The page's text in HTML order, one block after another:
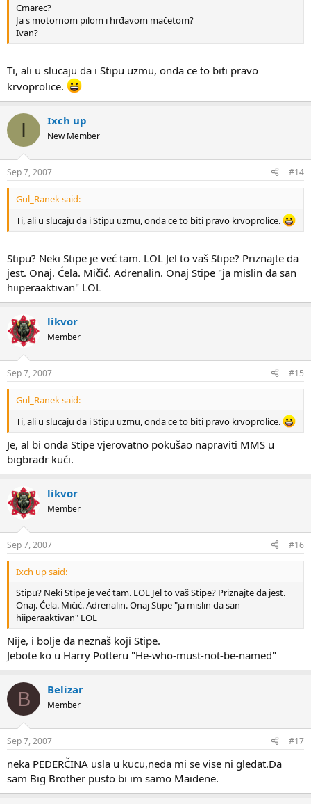
Cmarec?
Ja s motornom pilom i hrđavom mačetom?
Ivan?
Ti, ali u slucaju da i Stipu uzmu, onda ce to biti pravo
krvoprolice.
I Ixch up
New Member
Sep 7, 2007 #14
Gul_Ranek said:
Ti, ali u slucaju da i Stipu uzmu, onda ce to biti pravo krvoprolice.
Stipu? Neki Stipe je već tam. LOL Jel to vaš Stipe? Priznajte da
jest. Onaj. Ćela. Mičić. Adrenalin. Onaj Stipe "ja mislin da san
hiiperaaktivan" LOL
likvor
Member
Sep 7, 2007 #15
Gul_Ranek said:
Ti, ali u slucaju da i Stipu uzmu, onda ce to biti pravo krvoprolice.
Je, al bi onda Stipe vjerovatno pokušao napraviti MMS u
bigbradr kući.
likvor
Member
Sep 7, 2007 #16
Ixch up said:
Stipu? Neki Stipe je već tam. LOL Jel to vaš Stipe? Priznajte da jest.
Onaj. Ćela. Mičić. Adrenalin. Onaj Stipe "ja mislin da san
hiiperaaktivan" LOL
Nije, i bolje da neznaš koji Stipe.
Jebote ko u Harry Potteru "He-who-must-not-be-named"
B Belizar
Member
Sep 7, 2007 #17
neka PEDERČINA usla u kucu,neda mi se vise ni gledat.Da
sam Big Brother pusto bi im samo Maidene.